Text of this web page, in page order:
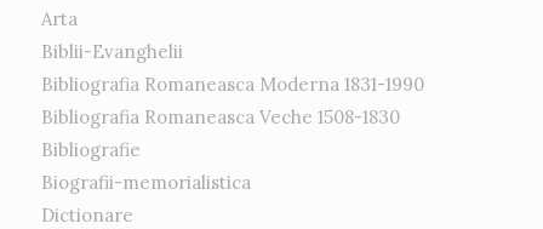
Arta
Biblii-Evanghelii
Bibliografia Romaneasca Moderna 1831-1990
Bibliografia Romaneasca Veche 1508-1830
Bibliografie
Biografii-memorialistica
Dictionare